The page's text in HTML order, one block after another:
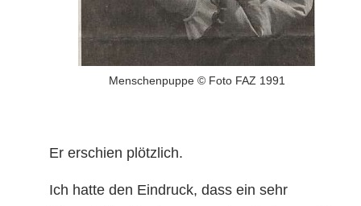
Menschenpuppe © Foto FAZ 1991
Er erschien plötzlich.
Ich hatte den Eindruck, dass ein sehr